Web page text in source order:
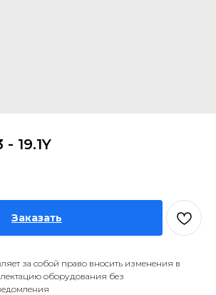
19.1Y
Заказать
за собой право вносить изменения в
оборудования без